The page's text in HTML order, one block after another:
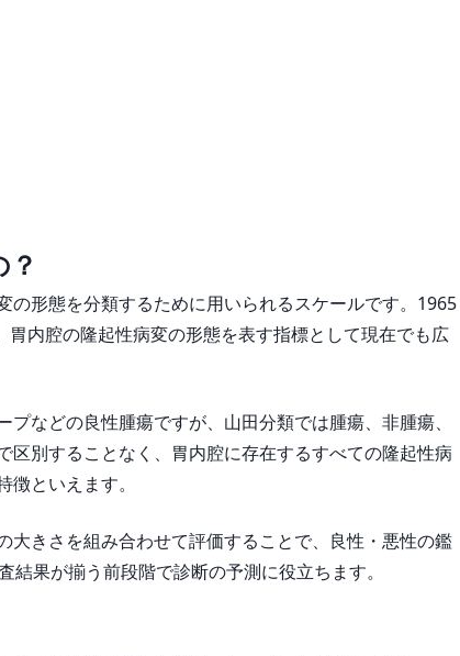
形態を分類するために用いられるスケールです。1965
胃内腔の隆起性病変の形態を表す指標として現在でも広
などの良性腫瘍ですが、山田分類では腫瘍、非腫瘍、
別することなく、胃内腔に存在するすべての隆起性病
といえます。
きさを組み合わせて評価することで、良性・悪性の鑑
結果が揃う前段階で診断の予測に役立ちます。